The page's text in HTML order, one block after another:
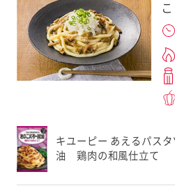
キユーピー あえるパス
油 鶏肉の和風仕立て